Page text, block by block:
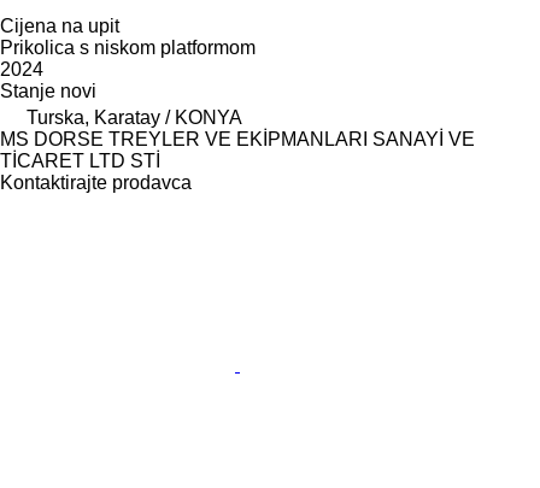
Cijena na upit
Prikolica s niskom platformom
2024
Stanje novi
Turska, Karatay / KONYA
MS DORSE TREYLER VE EKİPMANLARI SANAYİ VE
TİCARET LTD STİ
Kontaktirajte prodavca